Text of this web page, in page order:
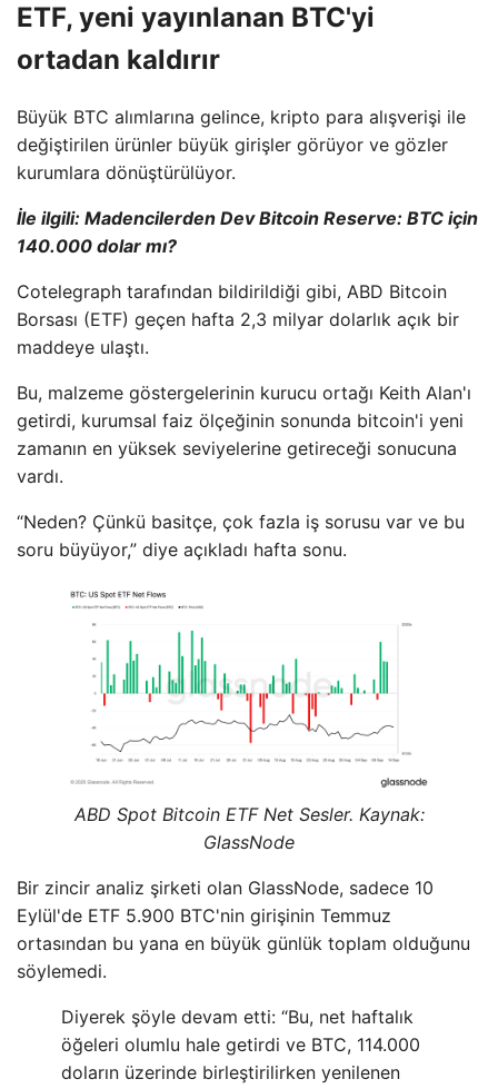
ETF, yeni yayınlanan BTC'yi
ortadan kaldırır
Büyük BTC alımlarına gelince, kripto para alışverişi ile
değiştirilen ürünler büyük girişler görüyor ve gözler
kurumlara dönüştürülüyor.
İle ilgili: Madencilerden Dev Bitcoin Reserve: BTC için
140.000 dolar mı?
Cotelegraph tarafından bildirildiği gibi, ABD Bitcoin
Borsası (ETF) geçen hafta 2,3 milyar dolarlık açık bir
maddeye ulaştı.
Bu, malzeme göstergelerinin kurucu ortağı Keith Alan'ı
getirdi, kurumsal faiz ölçeğinin sonunda bitcoin'i yeni
zamanın en yüksek seviyelerine getireceği sonucuna
vardı.
“Neden? Çünkü basitçe, çok fazla iş sorusu var ve bu
soru büyüyor,” diye açıkladı hafta sonu.
ABD Spot Bitcoin ETF Net Sesler. Kaynak:
GlassNode
Bir zincir analiz şirketi olan GlassNode, sadece 10
Eylül'de ETF 5.900 BTC'nin girişinin Temmuz
ortasından bu yana en büyük günlük toplam olduğunu
söylemedi.
Diyerek şöyle devam etti: “Bu, net haftalık
öğeleri olumlu hale getirdi ve BTC, 114.000
doların üzerinde birleştirilirken yenilenen